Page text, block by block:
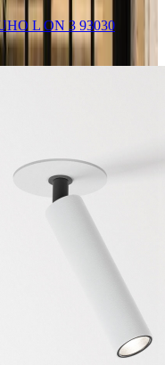
L ON 3 93030